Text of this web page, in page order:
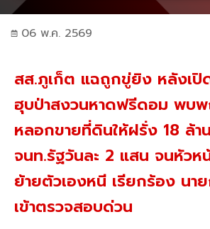
06 พ.ค. 2569
สส.ภูเก็ต แฉถูกขู่ยิง หลังเปิ
ฮุบป่าสงวนหาดฟรีดอม พบ
หลอกขายที่ดินให้ฝรั่ง 18 ล้า
จนท.รัฐวันละ 2 แสน จนหัวห
ย้ายตัวเองหนี เรียกร้อง นา
เข้าตรวจสอบด่วน